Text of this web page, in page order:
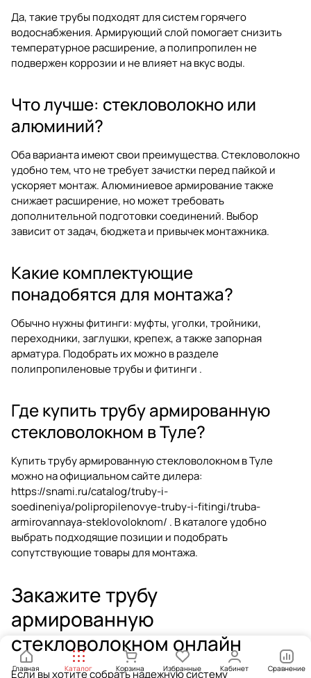
Да, такие трубы подходят для систем горячего
водоснабжения. Армирующий слой помогает снизить
температурное расширение, а полипропилен не
подвержен коррозии и не влияет на вкус воды.
Что лучше: стекловолокно или
алюминий?
Оба варианта имеют свои преимущества. Стекловолокно
удобно тем, что не требует зачистки перед пайкой и
ускоряет монтаж. Алюминиевое армирование также
снижает расширение, но может требовать
дополнительной подготовки соединений. Выбор
зависит от задач, бюджета и привычек монтажника.
Какие комплектующие
понадобятся для монтажа?
Обычно нужны фитинги: муфты, уголки, тройники,
переходники, заглушки, крепеж, а также запорная
арматура. Подобрать их можно в разделе
полипропиленовые трубы и фитинги .
Где купить трубу армированную
стекловолокном в Туле?
Купить трубу армированную стекловолокном в Туле
можно на официальном сайте дилера:
https://snami.ru/catalog/truby-i-
soedineniya/polipropilenovye-truby-i-fitingi/truba-
armirovannaya-steklovoloknom/ . В каталоге удобно
выбрать подходящие позиции и подобрать
сопутствующие товары для монтажа.
Закажите трубу
армированную
стекловолокном онлайн
Если вы хотите собрать надежную систему
Главная Каталог Корзина Избранные Кабинет Сравнение